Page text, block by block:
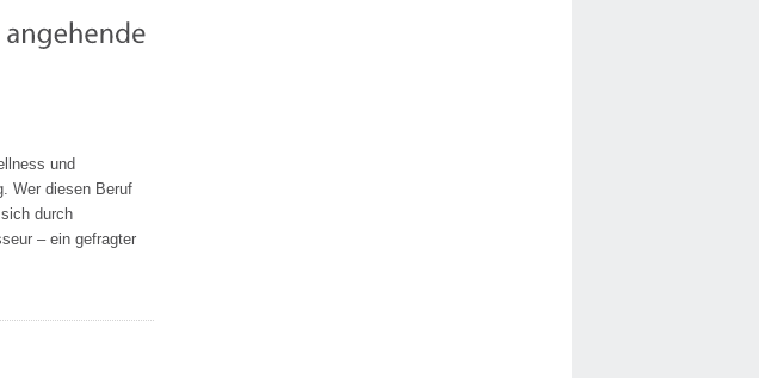
und
Wer diesen Beruf
durch
– ein gefragter